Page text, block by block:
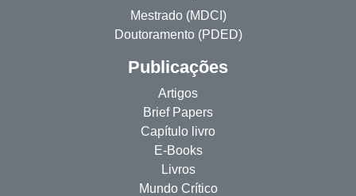
Mestrado (MDCI)
Doutoramento (PDED)
Publicações
Artigos
Brief Papers
Capítulo livro
E-Books
Livros
Mundo Crítico